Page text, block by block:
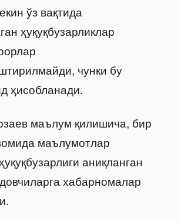
ўз вақтида
ҳуқуқбузарликлар
чунки бу
ҳисобланади.
маълум қилишича, бир
маълумотлар
аниқланган
хабарномалар